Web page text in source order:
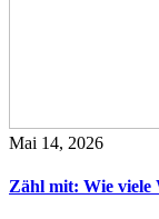
Mai 14, 2026
Zähl mit: Wie viele